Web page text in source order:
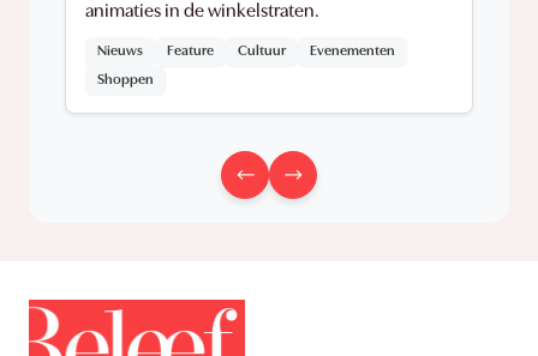
animaties in de winkelstraten.
Nieuws Feature Cultuur
Evenementen
Shoppen